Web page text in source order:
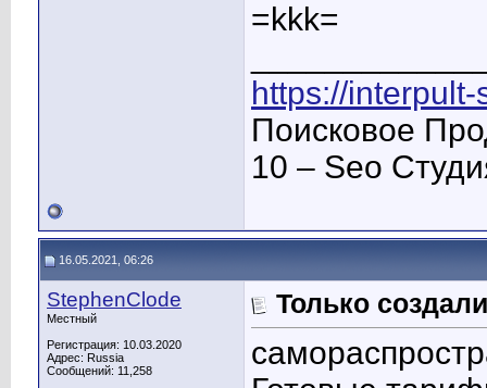
=kkk=
https://
Поисковое
10 – Seo
16.05.2021, 06:26
StephenClode
Местный
Регистрация: 10.03.2020
Адрес: Russia
Сообщений: 11,258
Только